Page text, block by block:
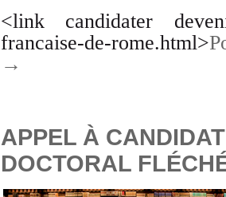
<link candidater
francaise-de-rome.html>
→
APPEL À
DOCTORAL